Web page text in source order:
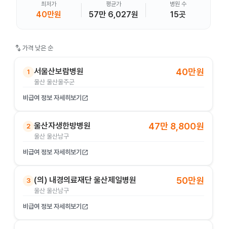
최저가
40만원
평균가
57만 6,027원
병원 수
15곳
swap_vert 가격 낮은 순
1 서울산보람병원
울산 울산울주군
40만원
비급여 정보 자세히보기 open_in_new
2 울산자생한방병원
울산 울산남구
47만 8,800원
비급여 정보 자세히보기 open_in_new
3 (의) 내경의료재단 울산제일병원
울산 울산남구
50만원
비급여 정보 자세히보기 open_in_new